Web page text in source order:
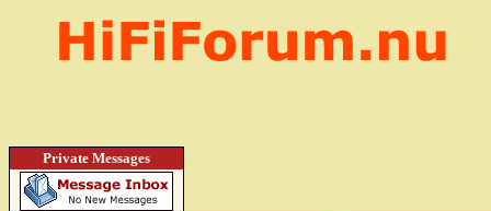
Private Messages